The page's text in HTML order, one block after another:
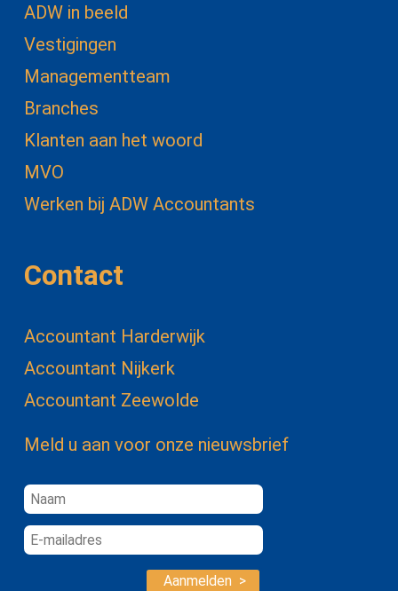
ADW in beeld
Vestigingen
Managementteam
Branches
Klanten aan het woord
MVO
Werken bij ADW Accountants
Contact
Accountant Harderwijk
Accountant Nijkerk
Accountant Zeewolde
Meld u aan voor onze nieuwsbrief
Aanmelden >